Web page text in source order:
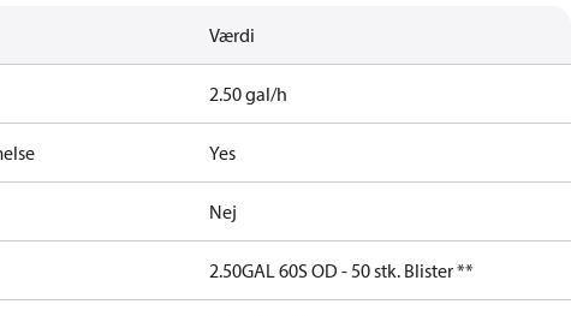
Værdi
2.50 gal/h
Yes
Nej
2.50GAL 60S OD - 50 stk. Blister **